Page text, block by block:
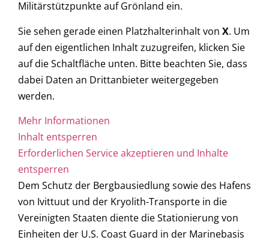
Militärstützpunkte auf Grönland ein.
Sie sehen gerade einen Platzhalterinhalt von X. Um
auf den eigentlichen Inhalt zuzugreifen, klicken Sie
auf die Schaltfläche unten. Bitte beachten Sie, dass
dabei Daten an Drittanbieter weitergegeben
werden.
Mehr Informationen
Inhalt entsperren
Erforderlichen Service akzeptieren und Inhalte
entsperren
Dem Schutz der Bergbausiedlung sowie des Hafens
von Ivittuut und der Kryolith-Transporte in die
Vereinigten Staaten diente die Stationierung von
Einheiten der U.S. Coast Guard in der Marinebasis